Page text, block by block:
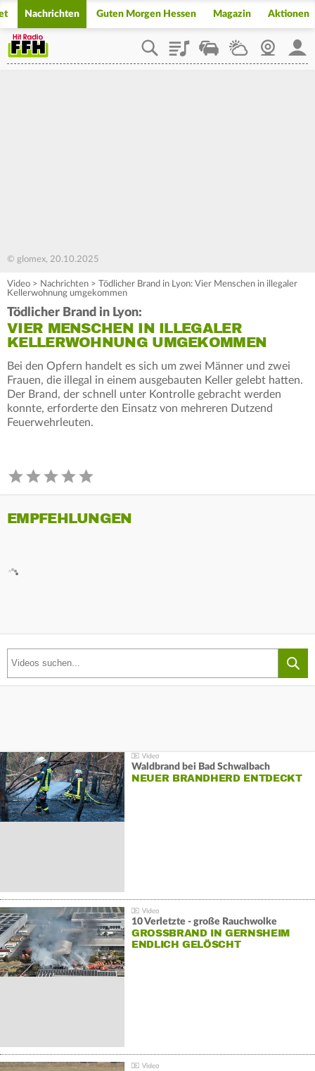
Nachrichten Guten Morgen Hessen Magazin Aktionen
PlaylistStaupilotWetterWebcam
© glomex, 20.10.2025
Video > Nachrichten > Tödlicher Brand in Lyon: Vier Menschen in illegaler
Kellerwohnung umgekommen
Tödlicher Brand in Lyon:
VIER MENSCHEN IN ILLEGALER
KELLERWOHNUNG UMGEKOMMEN
Bei den Opfern handelt es sich um zwei Männer und zwei
Frauen, die illegal in einem ausgebauten Keller gelebt hatten.
Der Brand, der schnell unter Kontrolle gebracht werden
konnte, erforderte den Einsatz von mehreren Dutzend
Feuerwehrleuten.
EMPFEHLUNGEN
Waldbrand bei Bad Schwalbach
NEUER BRANDHERD ENTDECKT
10 Verletzte - große Rauchwolke
GROSSBRAND IN GERNSHEIM E
NDLICH GELÖSCHT